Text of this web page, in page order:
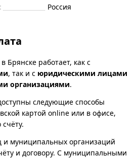
Россия
Брянске работает, как с
, так и с юридическими лицами
организациями.
следующие способы
картой online или в офисе,
и муниципальных организаций
и договору. С муниципальными